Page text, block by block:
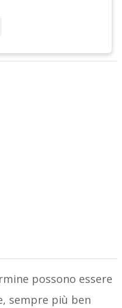
possono essere
sempre più ben